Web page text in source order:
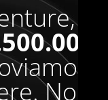
Non